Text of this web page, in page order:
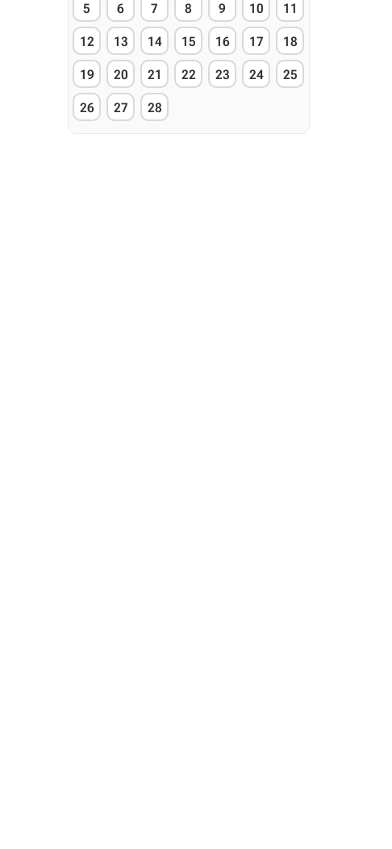
5 6 7 8 9 10 11
12 13 14 15 16 17 18
19 20 21 22 23 24 25
26 27 28